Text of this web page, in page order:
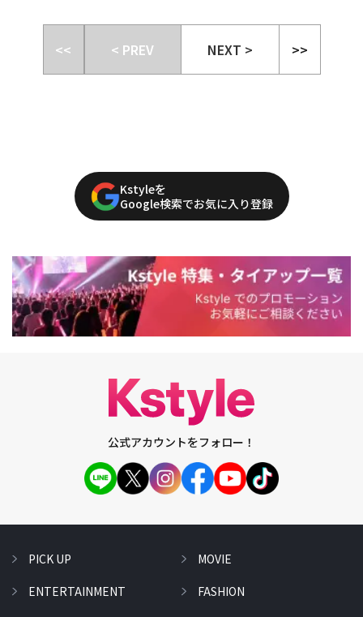
<< < PREV NEXT > >>
Kstyleを
Google検索でお気に入り登録
公式アカウントをフォロー！
PICK UP
ENTERTAINMENT
MOVIE
FASHION